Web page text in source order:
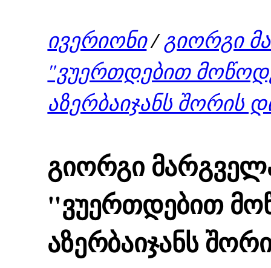
ივერიონი/გიორგი
"ვუერთდებით
აზერბაიჯანს შორის
გიორგი
"ვუერთდებით
აზერბაიჯანს